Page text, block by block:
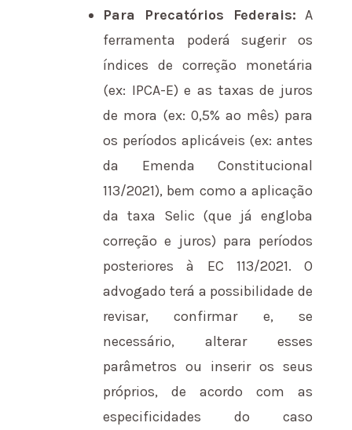
Para Precatórios Federais: A
ferramenta poderá sugerir os
índices de correção monetária
(ex: IPCA-E) e as taxas de juros
de mora (ex: 0,5% ao mês) para
os períodos aplicáveis (ex: antes
da Emenda Constitucional
113/2021), bem como a aplicação
da taxa Selic (que já engloba
correção e juros) para períodos
posteriores à EC 113/2021. O
advogado terá a possibilidade de
revisar, confirmar e, se
necessário, alterar esses
parâmetros ou inserir os seus
próprios, de acordo com as
especificidades do caso